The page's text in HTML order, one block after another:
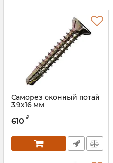
Саморез оконный потай
3,9х16 мм
Артикул:
610 ₽